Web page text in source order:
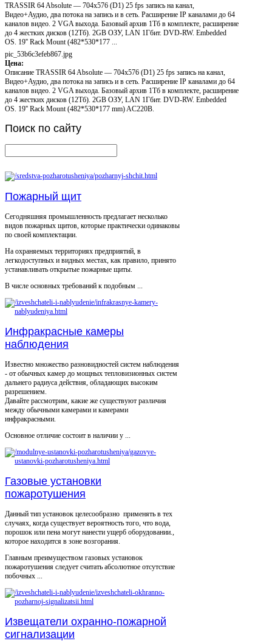
TRASSIR 64 Absolute — 704x576 (D1) 25 fps запись на канал,
Видео+Аудио, два потока на запись и в сеть. Расширение IP каналами до 64
каналов видео. 2 VGA выхода. Базовый архив 1Тб в комплекте, расширение
до 4 жестких дисков (12Тб). 2GB ОЗУ, LAN 1Гбит. DVD-RW. Embedded
OS. 19'' Rack Mount (482*530*177 ...
pic_53b6c3efeb867.jpg
Цена:
Описание TRASSIR 64 Absolute — 704x576 (D1) 25 fps запись на канал,
Видео+Аудио, два потока на запись и в сеть. Расширение IP каналами до 64
каналов видео. 2 VGA выхода. Базовый архив 1Тб в комплекте, расширение
до 4 жестких дисков (12Тб). 2GB ОЗУ, LAN 1Гбит. DVD-RW. Embedded
OS. 19'' Rack Mount (482*530*177 mm) AC220B.
Поиск по сайту
Пожарный щит
Сегодняшняя промышленность предлагает несколько
видов пожарных щитов, которые практически одинаковы
по своей комплектации.
На охраняемых территориях предприятий, в
легкодоступных и видных местах, как правило, принято
устанавливать открытые пожарные щиты.
В числе основных требований к подобным ...
Инфракрасные камеры
наблюдения
Известно множество разновидностей систем наблюдения
- от обычных камер до мощных тепловизионных систем
дальнего радиуса действия, обладающих высоким
разрешением.
Давайте рассмотрим, какие же существуют различия
между обычными камерами и камерами
инфракрасными.
Основное отличие состоит в наличии у ...
Газовые установки
пожаротушения
Данный тип установок целесообразно применять в тех
случаях, когда существует вероятность того, что вода,
порошок или пена могут нанести ущерб оборудовании.,
которое находится в зоне возгорания.
Главным преимуществом газовых установок
пожаротушения следует считать абсолютное отсутствие
побочных ...
Извещатели охранно-пожарной
сигнализации